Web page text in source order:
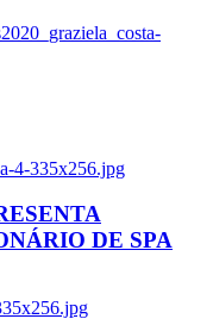
4-335x256.jpg
DE SPA